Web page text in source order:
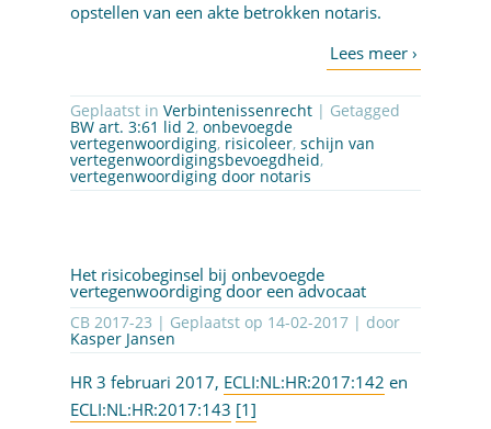
opstellen van een akte betrokken notaris.
Geplaatst in Verbintenissenrecht | Getagged
BW art. 3:61 lid 2, onbevoegde
vertegenwoordiging, risicoleer, schijn van
vertegenwoordigingsbevoegdheid,
vertegenwoordiging door notaris
Het risicobeginsel bij onbevoegde
vertegenwoordiging door een advocaat
CB 2017-23 | Geplaatst op 14-02-2017| door
Kasper Jansen
HR 3 februari 2017, ECLI:NL:HR:2017:142 en
ECLI:NL:HR:2017:143 [1]